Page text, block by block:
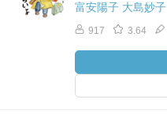
富安陽子 大島妙子
917 3.64